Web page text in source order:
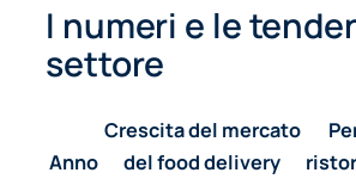
I numeri e le
settore
Anno
Crescita del mercato
del food delivery